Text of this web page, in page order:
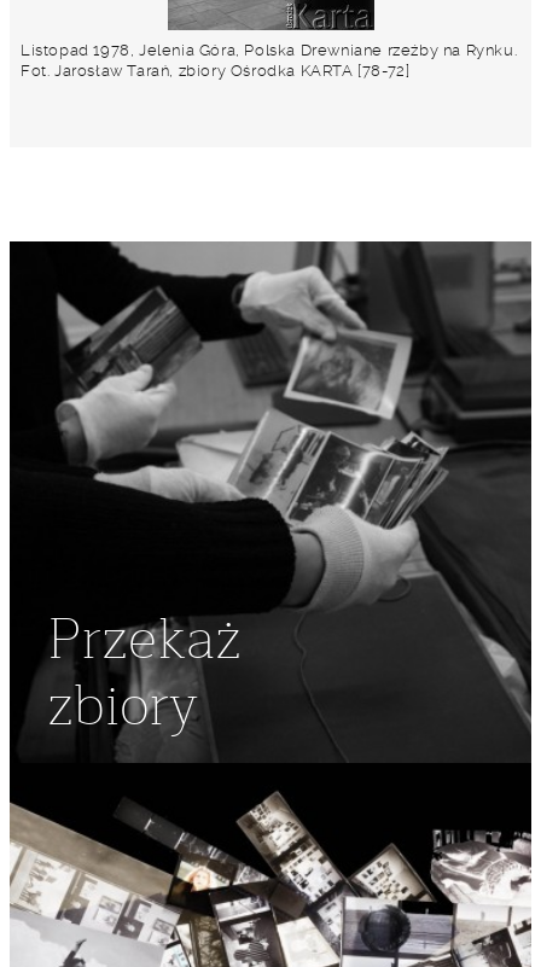
Listopad 1978, Jelenia Góra, Polska Drewniane rzeźby na Rynku.
Fot. Jarosław Tarań, zbiory Ośrodka KARTA [78-72]
Przekaż
zbiory